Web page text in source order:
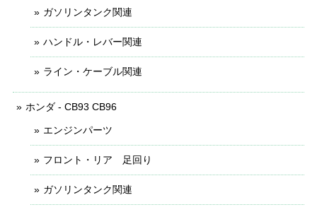
ガソリンタンク関連
ハンドル・レバー関連
ライン・ケーブル関連
ホンダ - CB93 CB96
エンジンパーツ
フロント・リア 足回り
ガソリンタンク関連